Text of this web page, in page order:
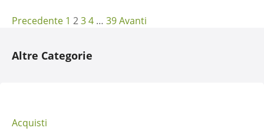
N
a
g
Precedente 1 234 … 39Avanti
Altre Categorie
Acquisti